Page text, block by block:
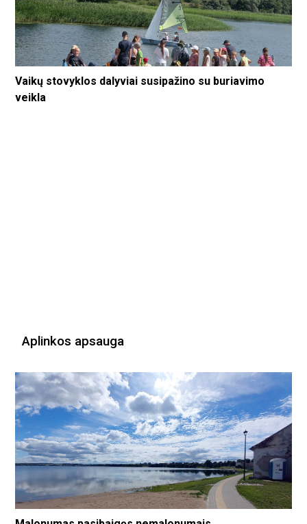
Vaikų stovyklos dalyviai susipažino su buriavimo
veikla
Aplinkos apsauga